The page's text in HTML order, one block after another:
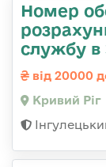
Номер
службу в
від 20000
Кривий Ріг